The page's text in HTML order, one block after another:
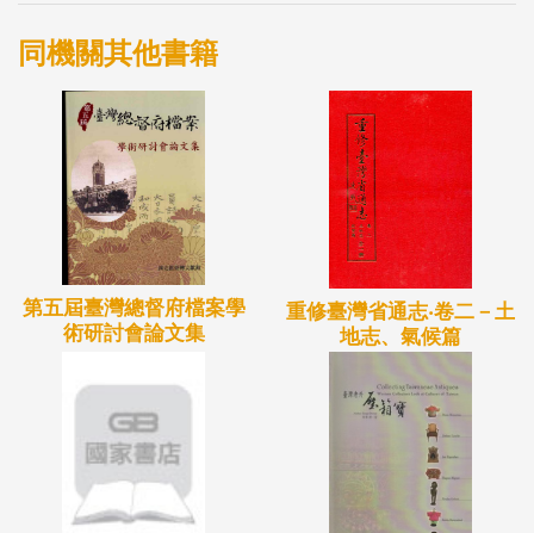
同機關其他書籍
第五屆臺灣總督府檔案學
術研討會論文集
重修臺灣省通志‧卷二－土
地志、氣候篇